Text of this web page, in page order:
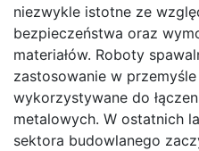
niezwykle istotne ze
bezpieczeństwa oraz
materiałów. Roboty
zastosowanie w
wykorzystywane do
metalowych. W ostatnich
sektora budowlanego